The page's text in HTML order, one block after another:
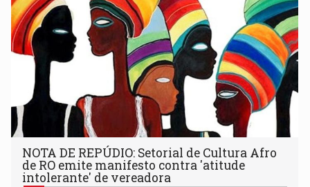
NOTA DE REPÚDIO: Setorial de Cultura Afro
de RO emite manifesto contra 'atitude
intolerante' de vereadora